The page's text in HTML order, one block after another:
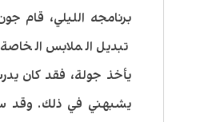
برنامجه الليلي، قام
تبديل الملابس
يأخذ جولة، فقد كان
يشبهني في ذلك. وقد